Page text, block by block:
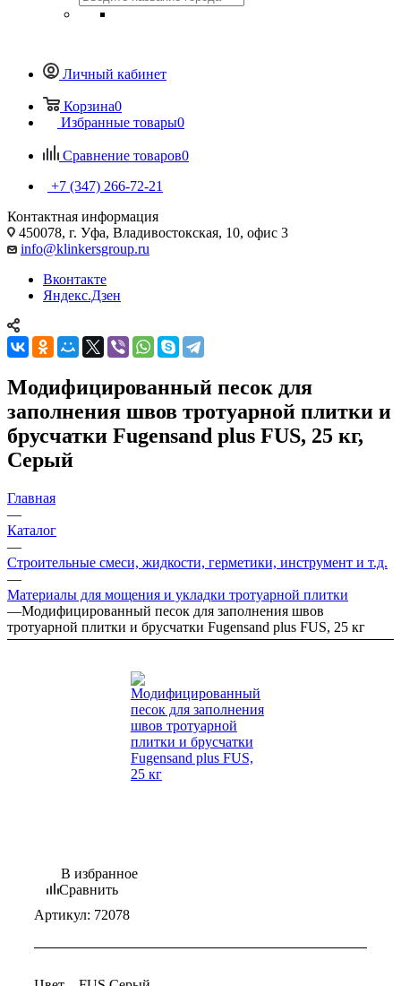
Личный кабинет
Корзина0
Избранные товары0
Сравнение товаров0
+7 (347) 266-72-21
Контактная информация
450078, г. Уфа, Владивостокская, 10, офис 3
info@klinkersgroup.ru
Вконтакте
Яндекс.Дзен
Модифицированный песок для
заполнения швов тротуарной плитки и
брусчатки Fugensand plus FUS, 25 кг,
Серый
Главная
—
Каталог
—
Строительные смеси, жидкости, герметики, инструмент и т.д.
—
Материалы для мощения и укладки тротуарной плитки
—Модифицированный песок для заполнения швов
тротуарной плитки и брусчатки Fugensand plus FUS, 25 кг
В избранное
Сравнить
Артикул: 72078